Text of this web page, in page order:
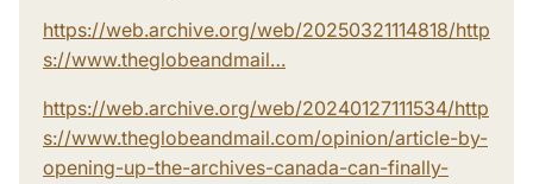
https://web.archive.org/web/20250321114818/http
s://www.theglobeandmail…
https://web.archive.org/web/20240127111534/http
s://www.theglobeandmail.com/opinion/article-by-
opening-up-the-archives-canada-can-finally-